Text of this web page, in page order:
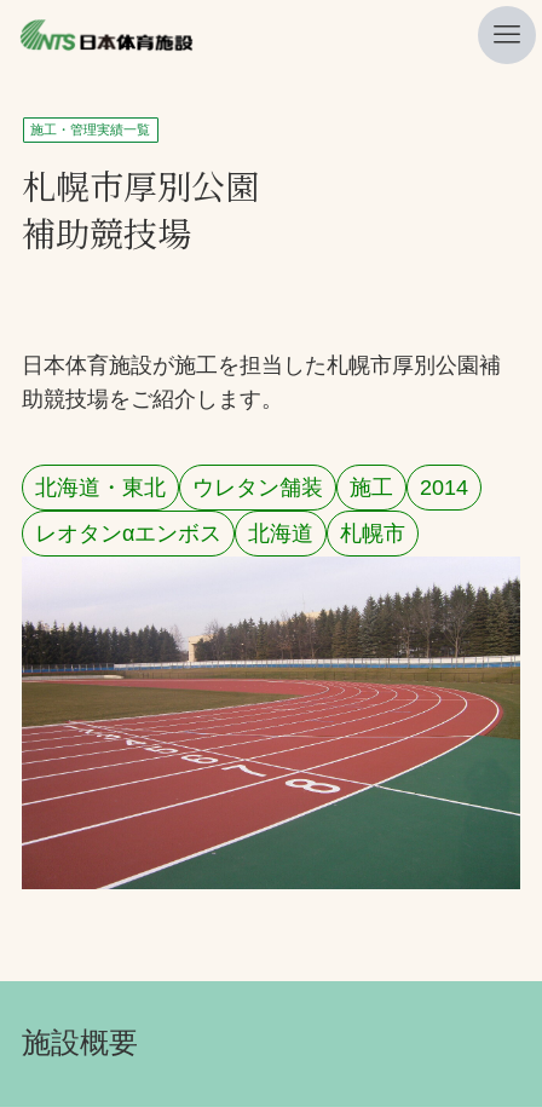
私たちの強み
ニュース
プレスリリース
施工・管理実績一覧
会社概要
採用情報
お取引先の皆様へ
プライバシーポリシー
ソーシャルメディアポリシー
文字の見えづらさや操作にお困りの方へ
施工・管理実績一覧
札幌市厚別公園
補助競技場
日本体育施設が施工を担当した札幌市厚別公園補
助競技場をご紹介します。
北海道・東北 ウレタン舗装 施工
2014
レオタンαエンボス
北海道 札幌市
施設概要